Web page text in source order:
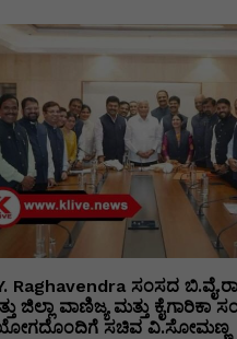
Raghavendra ಸಂಸದ
ಜಿಲ್ಲಾ ವಾಣಿಜ್ಯ ಮತ್ತು ಕೈಗಾರಿಕಾ
ಸಚಿವ ವಿ‌.ಸೋಮಣ್ಣ